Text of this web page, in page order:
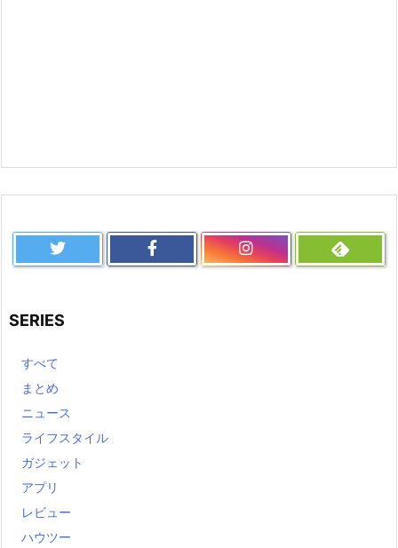
SERIES
すべて
まとめ
ニュース
ライフスタイル
ガジェット
アプリ
レビュー
ハウツー